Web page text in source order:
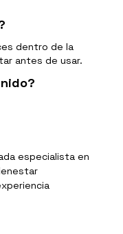
dentro de la
antes de usar.
especialista en